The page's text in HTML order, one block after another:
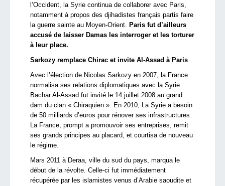
l’Occident, la Syrie continua de collaborer avec Paris,
notamment à propos des djihadistes français partis faire
la guerre sainte au Moyen-Orient. Paris fut d’ailleurs
accusé de laisser Damas les interroger et les torturer
à leur place.
Sarkozy remplace Chirac et invite Al-Assad à Paris
Avec l’élection de Nicolas Sarkozy en 2007, la France
normalisa ses relations diplomatiques avec la Syrie :
Bachar Al-Assad fut invité le 14 juillet 2008 au grand
dam du clan « Chiraquien ». En 2010, La Syrie a besoin
de 50 milliards d’euros pour rénover ses infrastructures.
La France, prompt a promouvoir ses entreprises, remit
ses grands principes au placard, et courtisa de nouveau
le régime.
Mars 2011 à Deraa, ville du sud du pays, marqua le
début de la révolte. Celle-ci fut immédiatement
récupérée par les islamistes venus d’Arabie saoudite et